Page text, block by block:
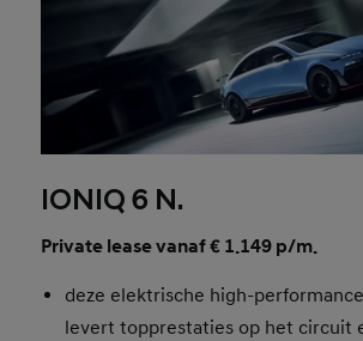
IONIQ 6 N.
Private lease vanaf € 1.149 p/m.
deze elektrische high-
levert topprestaties op het circuit